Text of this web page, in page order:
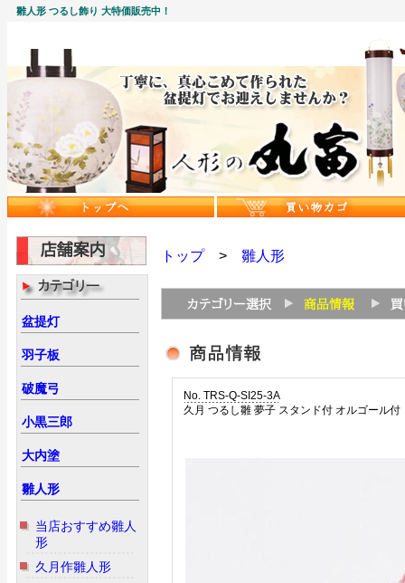
雛人形 つるし飾り 大特価販売中！
盆提灯
羽子板
破魔弓
小黒三郎
大内塗
雛人形
当店おすすめ雛人
形
久月作雛人形
トップ> 雛人形
No. TRS-Q-SI25-3A
久月 つるし雛 夢子 スタンド付 オルゴール付